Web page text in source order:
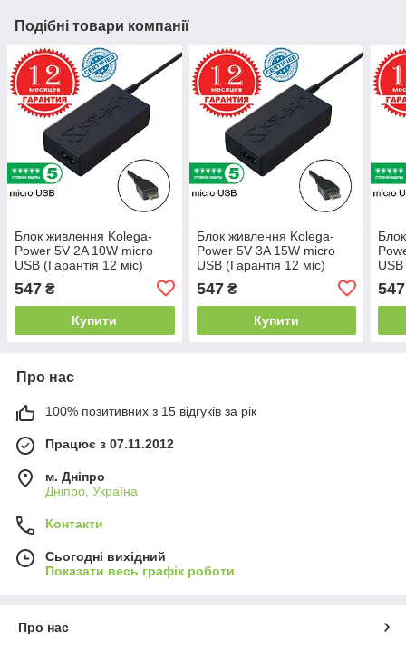
Подібні товари компанії
Блок живлення Kolega-
Power 5V 2A 10W micro
USB (Гарантія 12 міс)
547 ₴
Купити
Блок живлення Kolega-
Power 5V 3A 15W micro
USB (Гарантія 12 міс)
547₴
Купити
USB
547
Про нас
100% позитивних з 15 відгуків за рік
Працює з 07.11.2012
м. Дніпро
Дніпро, Україна
Контакти
Сьогодні вихідний
Показати весь графік роботи
Про нас